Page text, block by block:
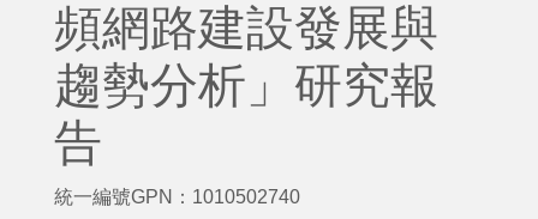
頻網路建設發展與
趨勢分析」研究報
告
統一編號GPN：1010502740